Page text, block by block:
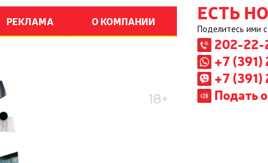
РЕКЛАМА О КОМПАНИИ ЕСТЬ
Поделитесь ими
202-22-
+7
+7
Подать